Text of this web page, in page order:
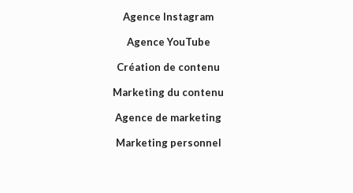
Agence Instagram
Agence YouTube
Création de contenu
Marketing du contenu
Agence de marketing
Marketing personnel